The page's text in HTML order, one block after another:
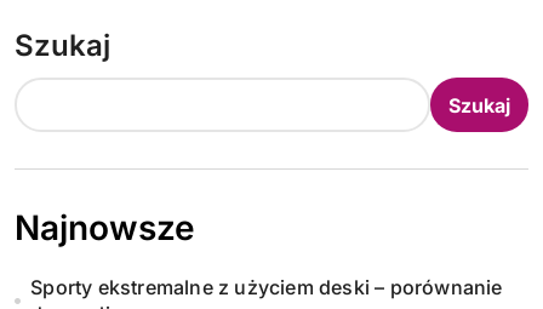
Szukaj
Szukaj
Najnowsze
Sporty ekstremalne z użyciem deski – porównanie